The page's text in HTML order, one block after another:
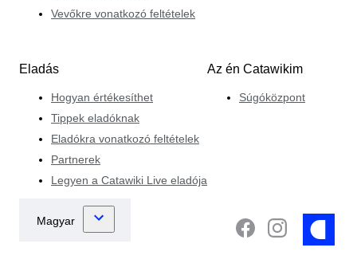
Vevőkre vonatkozó feltételek
Eladás
Hogyan értékesíthet
Tippek eladóknak
Eladókra vonatkozó feltételek
Partnerek
Legyen a Catawiki Live eladója
Az én Catawikim
Súgóközpont